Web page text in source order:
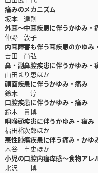
痛みのメカニズム
坂本 達則
外耳～中耳疾患に伴うかゆみ・
仲野 敦子
内耳障害も伴う耳疾患のかゆみ
吉田 尚弘
鼻・副鼻腔疾患に伴うかゆみ・
山田まり恵ほか
顔面疾患に伴うかゆみ・痛み
鈴木 淳
口腔疾患に伴うかゆみ・痛み
鈴木 貴博
咽喉頭疾患に伴うかゆみ・痛み
福田裕次郎ほか
悪性腫瘍疾患に伴う痛み・かゆ
木谷 卓史ほか
小児の口腔内瘙痒感～食物アレ
北沢 博